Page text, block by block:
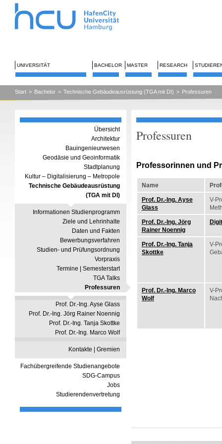
UNIVERSITÄT BACHELOR MASTER RESEARCH
Start > Bachelor > Technische Gebäudeausrüstung (TGA mit DI) > Professuren
Übersicht
Architektur
Bauingenieurwesen
Geodäsie und Geoinformatik
Stadtplanung
Kultur – Digitalisierung – Metropole
Technische Gebäudeausrüstung
(TGA mit DI)
Informationen Studienprogramm
Ziele und Lehrinhalte
Daten und Fakten
Bewerbungsverfahren
Studien- und Prüfungsordnung
Vorpraxis
Termine | Semesterstart
TGA Talks
Professuren
Prof. Dr.-Ing. Ayse Glass
Prof. Dr.-Ing. Jörg Rainer Noennig
Prof. Dr.-Ing. Tanja Skottke
Prof. Dr.-Ing. Marco Wolf
Kontakte | Gremien
Fachübergreifende Studienangebote
SDG-Campus
Jobs
Studierendenvertretung
Professuren
Professorinnen und
Name
Prof. Dr.-Ing. Ayse
Glass
V-
Prof. Dr.-Ing. Jörg
Rainer Noennig
Prof. Dr.-Ing. Tanja
Skottke
V-
Prof. Dr.-Ing. Marco
Wolf
V-